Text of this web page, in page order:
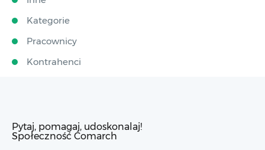
Kategorie
Pracownicy
Kontrahenci
Pytaj, pomagaj, udoskonalaj!
Społeczność Comarch